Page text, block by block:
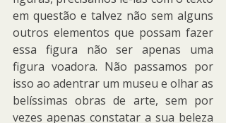
em questão e talvez não sem alguns
outros elementos que possam fazer
essa figura não ser apenas uma
figura voadora. Não passamos por
isso ao adentrar um museu e olhar as
belíssimas obras de arte, sem por
vezes apenas constatar a sua beleza